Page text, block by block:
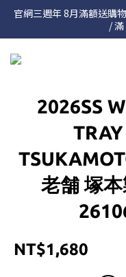
官網三週年 8月滿額送購
/
官網三週年 8月滿額送購
/
7.22 – 8.13
官網三週年 8月滿額送購
/ 滿
2026SS
老舗 塚
NT$1,680